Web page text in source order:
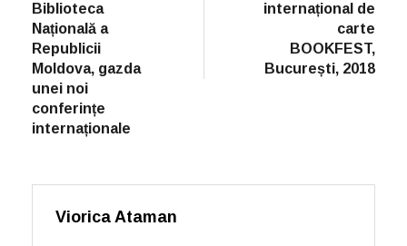
Biblioteca
Națională a
Republicii
Moldova, gazda
unei noi
conferințe
internaționale
internațional de
carte
BOOKFEST,
București, 2018
Viorica Ataman